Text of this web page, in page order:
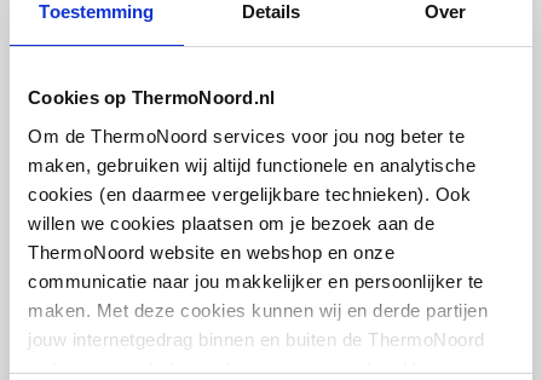
Toestemming Details Over
Cookies op ThermoNoord.nl
Om de ThermoNoord services voor jou nog beter te
maken, gebruiken wij altijd functionele en analytische
cookies (en daarmee vergelijkbare technieken). Ook
willen we cookies plaatsen om je bezoek aan de
ThermoNoord website en webshop en onze
communicatie naar jou makkelijker en persoonlijker te
maken. Met deze cookies kunnen wij en derde partijen
jouw internetgedrag binnen en buiten de ThermoNoord
website en webshop volgen en verzamelen. Hiermee
Dornbracht Mem 4-gats
m. sprong 22cm
doucheslang | Chroom
artikel: 0474860
Leverancier: 2753278200